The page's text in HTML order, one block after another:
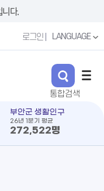
니다.
로그인 LANGUAGE
부안군 생활인구
26년 1분기 평균
272,522명